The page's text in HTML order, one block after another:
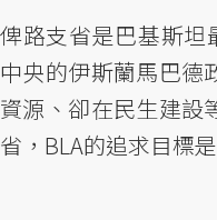
俾路支省是巴基斯坦
中央的伊斯蘭馬巴德
資源、卻在民生建設
省，BLA的追求目標